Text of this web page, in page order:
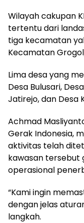
Wilayah cakupan
tertentu dari
tiga kecamatan
Kecamatan
Lima desa yang
Desa Bulusari,
Jatirejo, dan Desa
Achmad
Gerak Indonesia,
aktivitas telah
kawasan tersebut
operasional
“Kami ingin
dengan jelas
langkah.